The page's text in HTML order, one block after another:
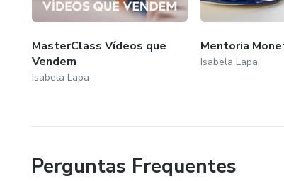
MasterClass Vídeos que
Vendem
Isabela Lapa
Mentoria
Isabela Lapa
Perguntas Frequentes